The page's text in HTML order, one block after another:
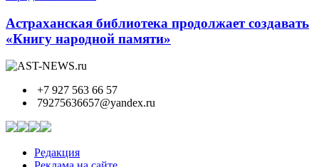
Астраханская библиотека продолжает создавать
«Книгу народной памяти»
+7 927 563 66 57
79275636657@yandex.ru
Редакция